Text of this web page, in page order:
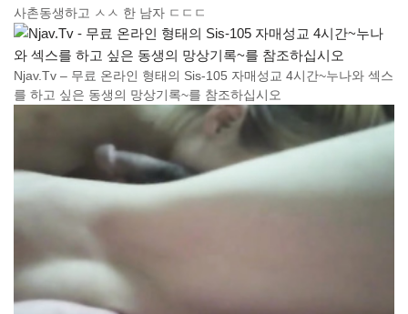
사촌동생하고 ㅅㅅ 한 남자 ㄷㄷㄷ
Njav.Tv – 무료 온라인 형태의 Sis-105 자매성교 4시간~누나와 섹스
를 하고 싶은 동생의 망상기록~를 참조하십시오